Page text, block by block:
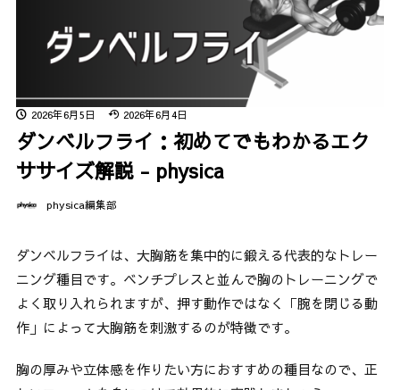
2026年6月5日 2026年6月4日
ダンベルフライ：初めてでもわかるエク
ササイズ解説 - physica
physica編集部
ダンベルフライは、大胸筋を集中的に鍛える代表的なトレー
ニング種目です。ベンチプレスと並んで胸のトレーニングで
よく取り入れられますが、押す動作ではなく「腕を閉じる動
作」によって大胸筋を刺激するのが特徴です。
胸の厚みや立体感を作りたい方におすすめの種目なので、正